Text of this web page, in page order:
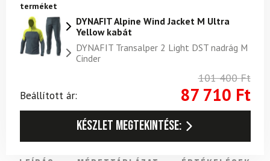
terméket
DYNAFIT Alpine Wind Jacket M Ultra
Yellow kabát
DYNAFIT Transalper 2 Light DST nadrág M
Cinder
101 400Ft
Beállított ár:
87 710 Ft
Készlet megtekintése: